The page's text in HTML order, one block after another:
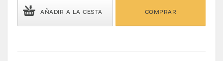
AÑADIR A LA CESTA COMPRAR